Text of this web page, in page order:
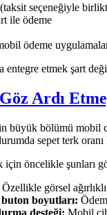
seçeneğiyle
ile ödeme
ödeme
entegre etmek şart
Ardı
büyük bölümü mobil
sepet terk
öncelikle şunları
Özellikle görsel
boyutları:
desteği: Mobil